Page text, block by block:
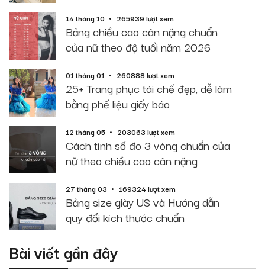
14 tháng 10 265939 lượt xem
Bảng chiều cao cân nặng chuẩn
của nữ theo độ tuổi năm 2026
01 tháng 01 260888 lượt xem
25+ Trang phục tái chế đẹp, dễ làm
bằng phế liệu giấy báo
12 tháng 05 203063 lượt xem
Cách tính số đo 3 vòng chuẩn của
nữ theo chiều cao cân nặng
27 tháng 03 169324 lượt xem
Bảng size giày US và Hướng dẫn
quy đổi kích thước chuẩn
Bài viết gần đây